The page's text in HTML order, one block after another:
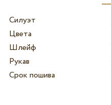
Силуэт
Цвета
Шлейф
Рукав
Срок пошива